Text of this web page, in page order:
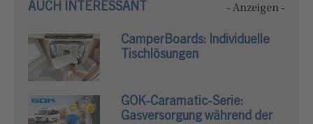
AUCH INTERESSANT - Anzeigen -
CamperBoards: Individuelle
Tischlösungen
GOK-Caramatic-Serie:
Gasversorgung während der